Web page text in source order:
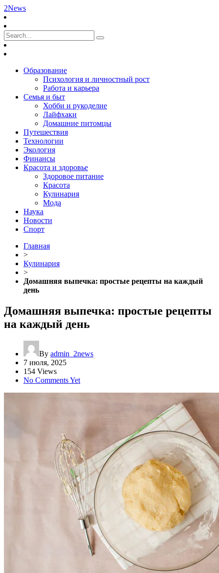
2News
Образование
Психология и личностный рост
Работа и карьера
Семья и быт
Хобби и рукоделие
Лайфхаки
Домашние питомцы
Путешествия
Технологии
Экология
Финансы
Красота и здоровье
Здоровое питание
Красота
Кулинария
Мода
Наука
Новости
Спорт
Главная
>
Кулинария
>
Домашняя выпечка: простые рецепты на каждый
день
Домашняя выпечка: простые рецепты
на каждый день
By admin_2news
7 июля, 2025
154 Views
No Comments Yet